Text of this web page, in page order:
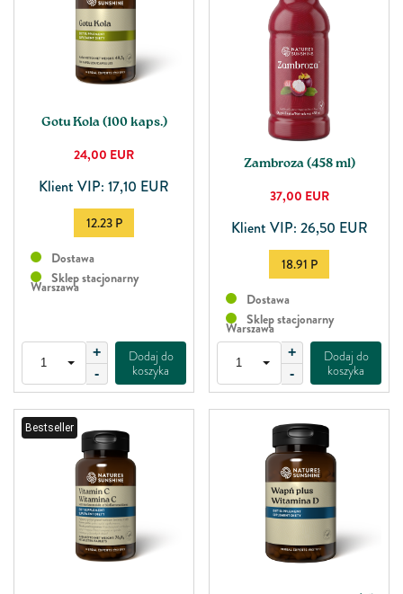
Gotu Kola (100 kaps.)
24,00 EUR
Klient VIP: 17,10 EUR
12.23 P
Dostawa
Sklep stacjonarny
Warszawa
+
-
Dodaj do
koszyka
Zambroza (458 ml)
37,00 EUR
Klient VIP: 26,50 EUR
18.91 P
Dostawa
Sklep stacjonarny
Warszawa
+
-
Dodaj do
koszyka
Bestseller